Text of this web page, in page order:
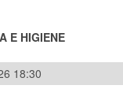
E HIGIENE
18:30